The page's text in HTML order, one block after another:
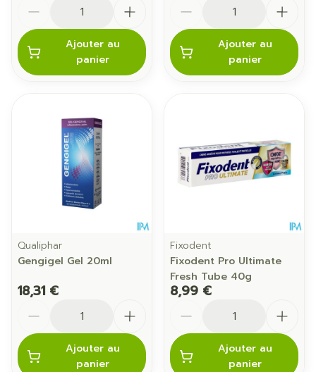
Ajouter au
panier
Ajouter au
panier
Qualiphar
Gengigel Gel 20ml
18,31 €
Ajouter au
panier
Fixodent
Fixodent Pro Ultimate
Fresh Tube 40g
8,99 €
Ajouter au
panier